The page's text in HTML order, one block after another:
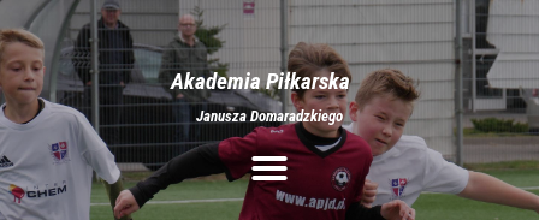
Akademia Piłkarska
Janusza Domaradzkiego
Aktualności
O nas